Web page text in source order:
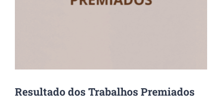
Resultado dos Trabalhos Premiados